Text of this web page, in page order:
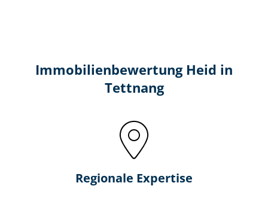
Immobilien­bewertung Heid in
Tettnang
Regionale Expertise